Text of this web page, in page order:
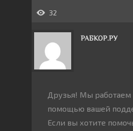
32
РАБКОР.РУ
Друзья! Мы работаем
помощью вашей
Если вы хотите